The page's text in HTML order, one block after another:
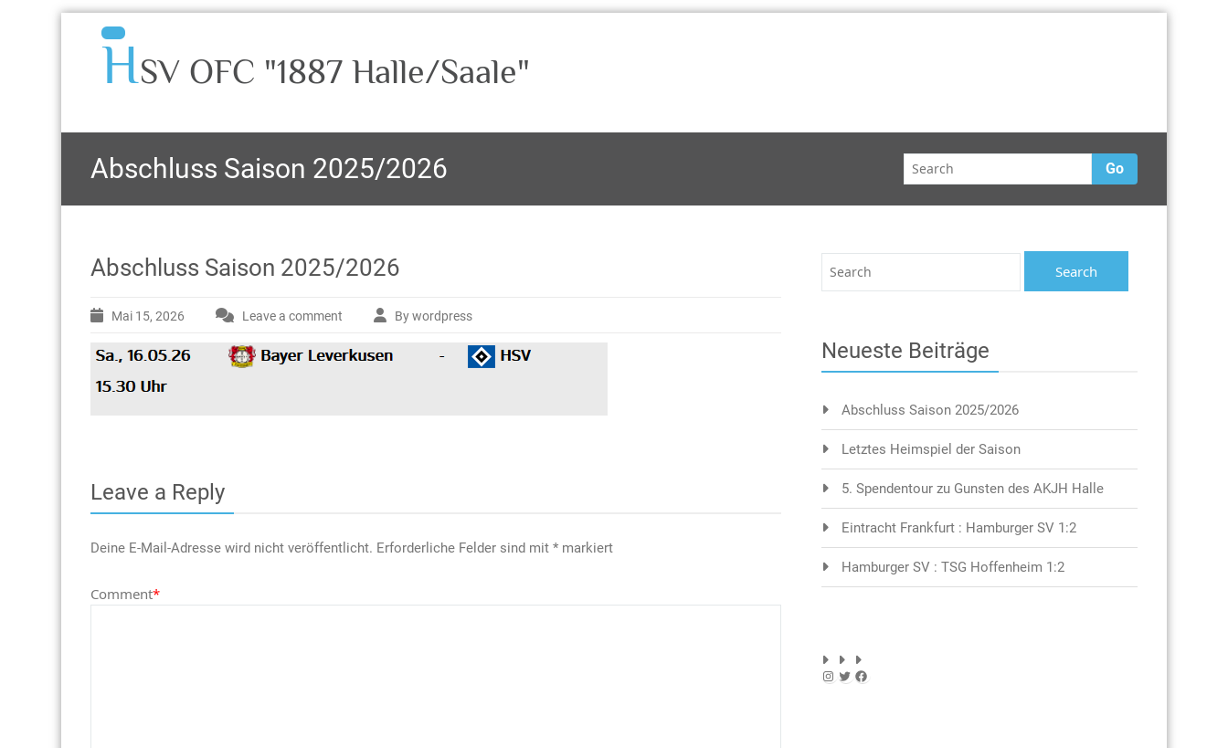
HSV OFC "1887 Halle/Saale"
Abschluss Saison 2025/2026 Go
Abschluss Saison 2025/2026
Mai 15, 2026 Leave a comment By wordpress
Leave a Reply
Deine E-Mail-Adresse wird nicht veröffentlicht. Erforderliche Felder sind mit * markiert
Comment*
Neueste Beiträge
Abschluss Saison 2025/2026
Letztes Heimspiel der Saison
5. Spendentour zu Gunsten des AKJH Halle
Eintracht Frankfurt : Hamburger SV 1:2
Hamburger SV : TSG Hoffenheim 1:2
Instagram
TwitterFacebook